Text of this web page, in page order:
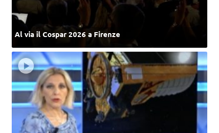
Al via il Cospar 2026 a Firenze